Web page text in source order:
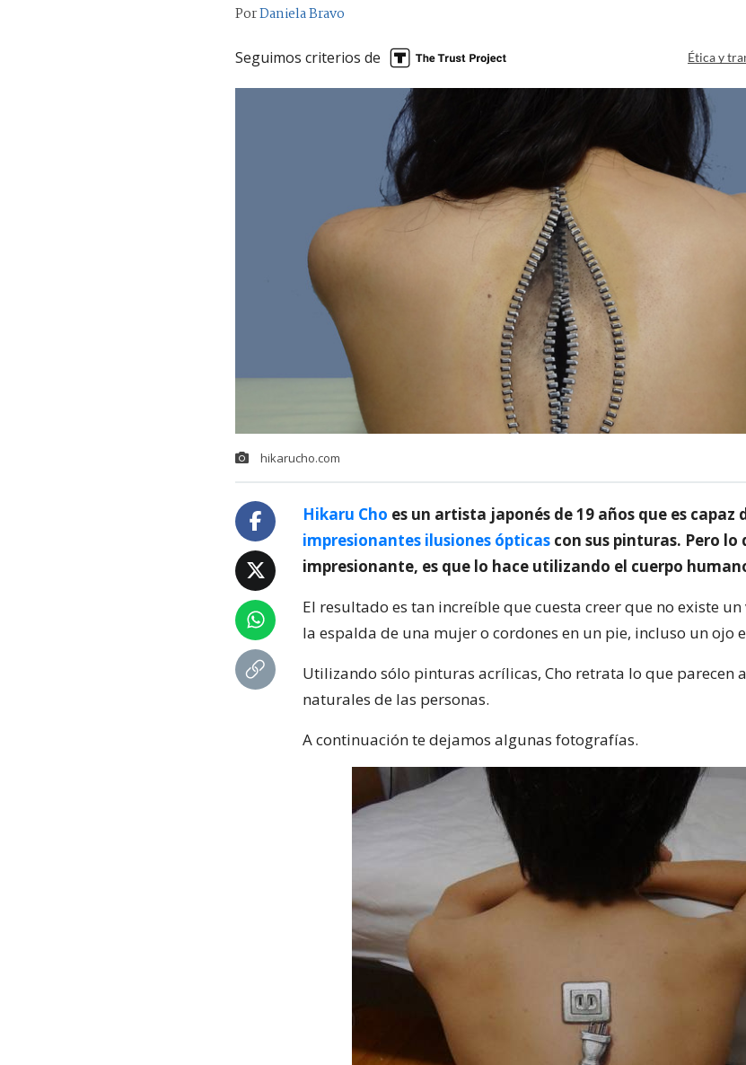
PorDaniela Bravo
Seguimos criterios de Ética y
hikarucho.com
Hikaru Cho es un artista japonés de 19 años que es capaz
impresionantes ilusiones ópticas con sus pinturas. Pero lo
impresionante, es que lo hace utilizando el cuerpo
El resultado es tan increíble que cuesta creer que no existe
la espalda de una mujer o cordones en un pie, incluso un ojo
Utilizando sólo pinturas acrílicas, Cho retrata lo que parecen
naturales de las personas.
A continuación te dejamos algunas fotografías.